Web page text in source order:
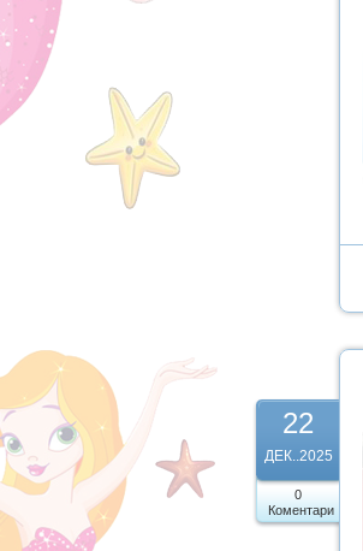
22
ДЕК..2025
0
Коментари